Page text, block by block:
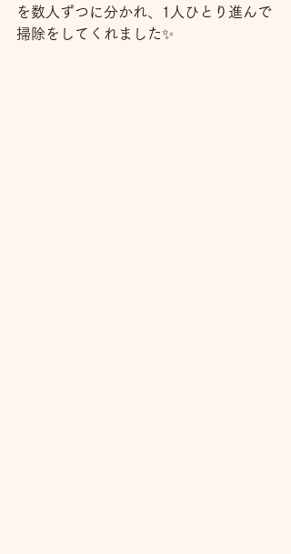
を数人ずつに分かれ、1人ひとり進んで
掃除をしてくれました✨